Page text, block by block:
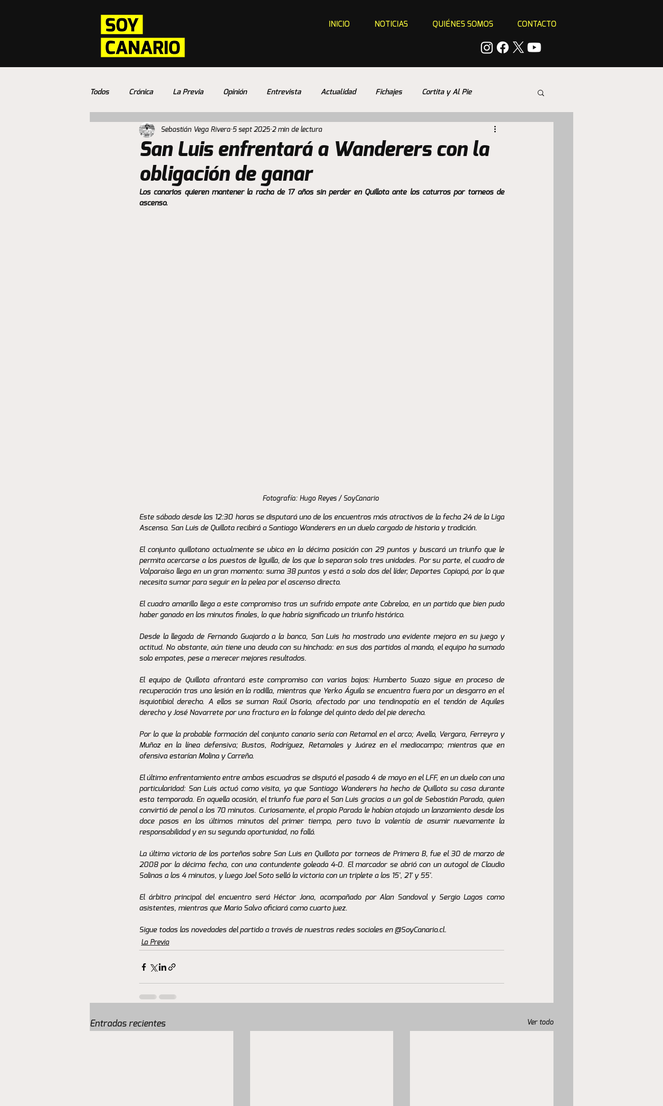
INICIO NOTICIAS QUIÉNES SOMOS CONTACTO
Todos Crónica La Previa Opinión Entrevista Actualidad Fichajes Cortita y Al Pie
San Luis enfrentará a Wanderers con la
obligación de ganar
Sebastián Vega Rivera 5 sept 2025 2 min de lectura
Los canarios quieren mantener la racha de 17 años sin perder en Quillota ante los caturros por torneos de
ascenso.
Fotografía: Hugo Reyes / SoyCanario
Este sábado desde las 12:30 horas se disputará uno de los encuentros más atractivos de la fecha 24 de la Liga
Ascenso. San Luis de Quillota recibirá a Santiago Wanderers en un duelo cargado de historia y tradición.
El conjunto quillotano actualmente se ubica en la décima posición con 29 puntos y buscará un triunfo que le
permita acercarse a los puestos de liguilla, de los que lo separan solo tres unidades. Por su parte, el cuadro de
Valparaíso llega en un gran momento: suma 38 puntos y está a solo dos del líder, Deportes Copiapó, por lo que
necesita sumar para seguir en la pelea por el ascenso directo.
El cuadro amarillo llega a este compromiso tras un sufrido empate ante Cobreloa, en un partido que bien pudo
haber ganado en los minutos finales, lo que habría significado un triunfo histórico.
Desde la llegada de Fernando Guajardo a la banca, San Luis ha mostrado una evidente mejora en su juego y
actitud. No obstante, aún tiene una deuda con su hinchada: en sus dos partidos al mando, el equipo ha sumado
solo empates, pese a merecer mejores resultados.
El equipo de Quillota afrontará este compromiso con varias bajas: Humberto Suazo sigue en proceso de
recuperación tras una lesión en la rodilla, mientras que Yerko Águila se encuentra fuera por un desgarro en el
isquiotibial derecho. A ellos se suman Raúl Osorio, afectado por una tendinopatía en el tendón de Aquiles
derecho y José Navarrete por una fractura en la falange del quinto dedo del pie derecho.
Por lo que la probable formación del conjunto canario sería con Retamal en el arco; Avello, Vergara, Ferreyra y
Muñoz en la línea defensiva; Bustos, Rodríguez, Retamales y Juárez en el mediocampo; mientras que en
ofensiva estarían Molina y Carreño.
El último enfrentamiento entre ambas escuadras se disputó el pasado 4 de mayo en el LFF, en un duelo con una
particularidad: San Luis actuó como visita, ya que Santiago Wanderers ha hecho de Quillota su casa durante
esta temporada. En aquella ocasión, el triunfo fue para el San Luis gracias a un gol de Sebastián Parada, quien
convirtió de penal a los 70 minutos. Curiosamente, el propio Parada le habían atajado un lanzamiento desde los
doce pasos en los últimos minutos del primer tiempo, pero tuvo la valentía de asumir nuevamente la
responsabilidad y en su segunda oportunidad, no falló.
La última victoria de los porteños sobre San Luis en Quillota por torneos de Primera B, fue el 30 de marzo de
2008 por la décima fecha, con una contundente goleada 4-0. El marcador se abrió con un autogol de Claudio
Salinas a los 4 minutos, y luego Joel Soto selló la victoria con un triplete a los 15', 21' y 55'.
El árbitro principal del encuentro será Héctor Jona, acompañado por Alan Sandoval y Sergio Lagos como
asistentes, mientras que Mario Salvo oficiará como cuarto juez.
Sigue todas las novedades del partido a través de nuestras redes sociales en @SoyCanario.cl.
La Previa
Entradas recientes Ver todo